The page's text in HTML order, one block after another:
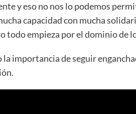
y eso no nos lo podemos
capacidad con mucha
todo empieza por el dominio de
importancia de seguir